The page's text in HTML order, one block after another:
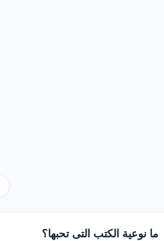
ما نوعية الكتب التى تحبها؟